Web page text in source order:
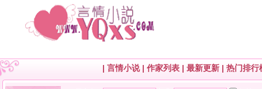
| 言情小说| 作家列表 | 最新更新 | 热门排行